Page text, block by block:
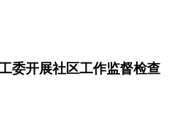
委开展社区工作监督检查